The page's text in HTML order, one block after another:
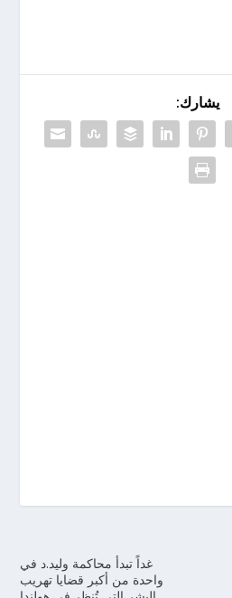
يشارك:
غداً تبدأ محاكمة وليد.د في
واحدة من أكبر قضايا تهريب